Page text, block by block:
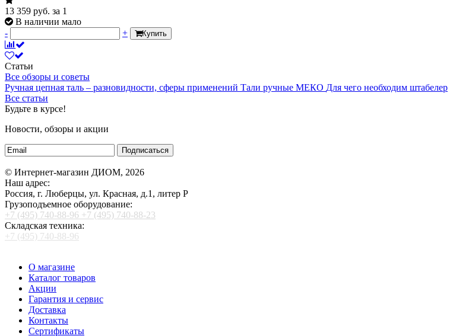
13 359 руб. за 1
В наличии мало
-
+ Купить
Статьи
Все обзоры и советы
Ручная цепная таль – разновидности, сферы применений Тали ручные МЕКО Для чего необходим штабелер
Все статьи
Будьте в курсе!
Новости, обзоры и акции
Подписаться
© Интернет-магазин ДИОМ, 2026
Наш адрес:
Россия, г. Люберцы, ул. Красная, д.1, литер Р
Грузоподъемное оборудование:
+7 (495) 740-88-96 +7 (495) 740-88-23
Складская техника:
+7 (495) 740-88-96
О магазине
Каталог товаров
Акции
Гарантия и сервис
Доставка
Контакты
Сертификаты